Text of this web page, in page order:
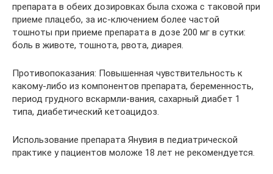
препарата в обеих дозировках была схожа с таковой при
приеме плацебо, за ис-ключением более частой
тошноты при приеме препарата в дозе 200 мг в сутки:
боль в животе, тошнота, рвота, диарея.
Противопоказания: Повышенная чувствительность к
какому-либо из компонентов препарата, беременность,
период грудного вскармли-вания, сахарный диабет 1
типа, диабетический кетоацидоз.
Использование препарата Янувия в педиатрической
практике у пациентов моложе 18 лет не рекомендуется.